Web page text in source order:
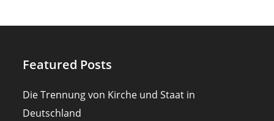
Featured Posts
Die Trennung von Kirche und Staat in
Deutschland